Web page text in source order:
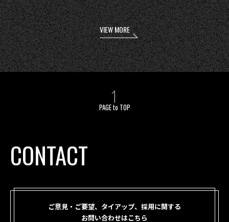
VIEW MORE
PAGE to TOP
CONTACT
ご意見・ご要望、タイアップ、採用に関する
お問い合わせはこちら